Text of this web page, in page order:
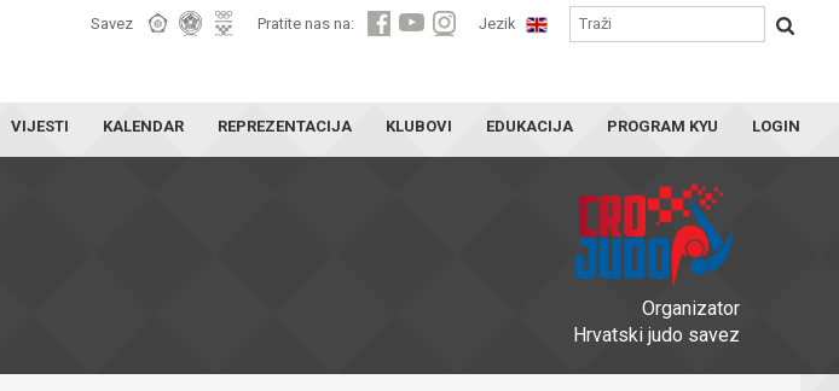
Savez Pratite nas na: Jezik
VIJESTI KALENDAR REPREZENTACIJA KLUBOVI EDUKACIJA PROGRAM KYU LOGIN
Organizator
Hrvatski judo savez